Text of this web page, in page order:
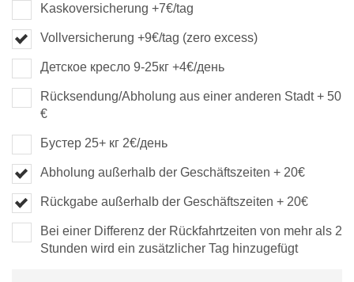
Kaskoversicherung +7€/tag
Vollversicherung +9€/tag (zero excess)
Детское кресло 9-25кг +4€/день
Rücksendung/Abholung aus einer anderen Stadt + 50
€
Бустер 25+ кг 2€/день
Abholung außerhalb der Geschäftszeiten + 20€
Rückgabe außerhalb der Geschäftszeiten + 20€
Bei einer Differenz der Rückfahrtzeiten von mehr als 2
Stunden wird ein zusätzlicher Tag hinzugefügt